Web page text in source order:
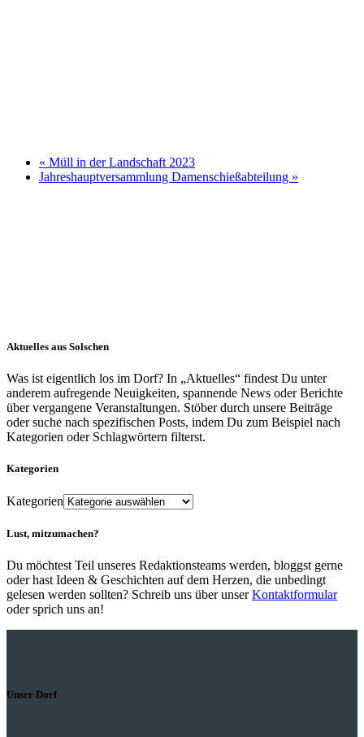
« Müll in der Landschaft 2023
Jahreshauptversammlung Damenschießabteilung »
Aktuelles aus Solschen
Was ist eigentlich los im Dorf? In „Aktuelles“ findest Du unter
anderem aufregende Neuigkeiten, spannende News oder Berichte
über vergangene Veranstaltungen. Stöber durch unsere Beiträge
oder suche nach spezifischen Posts, indem Du zum Beispiel nach
Kategorien oder Schlagwörtern filterst.
Kategorien
Kategorien
Lust, mitzumachen?
Du möchtest Teil unseres Redaktionsteams werden, bloggst gerne
oder hast Ideen & Geschichten auf dem Herzen, die unbedingt
gelesen werden sollten? Schreib uns über unserKontaktformular
oder sprich uns an!
Unser Dorf